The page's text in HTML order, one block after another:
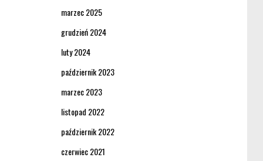
marzec 2025
grudzień 2024
luty 2024
październik 2023
marzec 2023
listopad 2022
październik 2022
czerwiec 2021